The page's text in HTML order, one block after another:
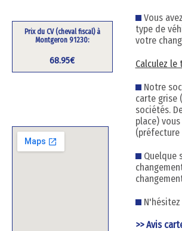
Prix du CV (cheval fiscal) à
Montgeron 91230:
68.95€
Vous
type de
votre
Calculez
Notre
carte grise
sociétés.
place)
(préfecture
Quelque
N'hésitez
>> Avis